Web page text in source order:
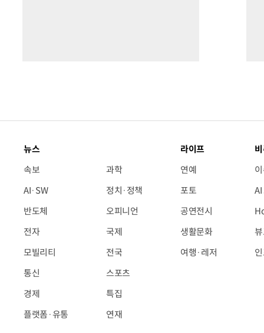
뉴스
속보
AI·SW
반도체
전자
모빌리티
통신
경제
플랫폼·유통
과학
정치·정책
오피니언
국제
전국
스포츠
특집
연재
라이프
연예
포토
공연전시
생활문화
여행·레저